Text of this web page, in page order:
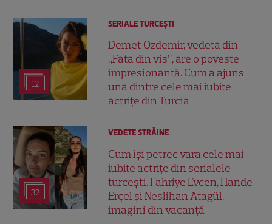
12
SERIALE TURCEŞTI
Demet Özdemir, vedeta din
„Fata din vis”, are o poveste
impresionantă. Cum a ajuns
una dintre cele mai iubite
actrițe din Turcia
32
VEDETE STRĂINE
Cum își petrec vara cele mai
iubite actrițe din serialele
turcești. Fahriye Evcen, Hande
Erçel și Neslihan Atagül,
imagini din vacanță